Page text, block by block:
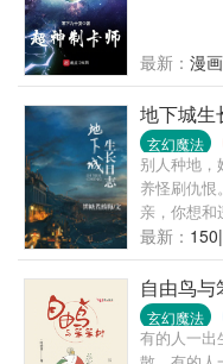
贵族后裔
最新： 漫
地下城生
玄幻魔法
别人种地，
养怪刷仇
亲，你想和
一座半死不
物生态圈，
争后第四百
联系，龙和
成为传说，
犬。在这人
最新：
自由鸟与
玄幻魔法
有的人一出